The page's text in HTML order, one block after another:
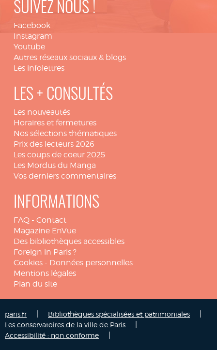
SUIVEZ NOUS !
Facebook
Instagram
Youtube
Autres réseaux sociaux & blogs
Les infolettres
LES + CONSULTÉS
Les nouveautés
Horaires et fermetures
Nos sélections thématiques
Prix des lecteurs 2026
Les coups de coeur 2025
Les Mordus du Manga
Vos derniers commentaires
INFORMATIONS
FAQ - Contact
Magazine EnVue
Des bibliothèques accessibles
Foreign in Paris ?
Cookies - Données personnelles
Mentions légales
Plan du site
paris.fr Bibliothèques spécialisées et patrimoniales
Les conservatoires de la ville de Paris
Accessibilité : non conforme